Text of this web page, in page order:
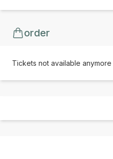
order
Tickets not available anymore